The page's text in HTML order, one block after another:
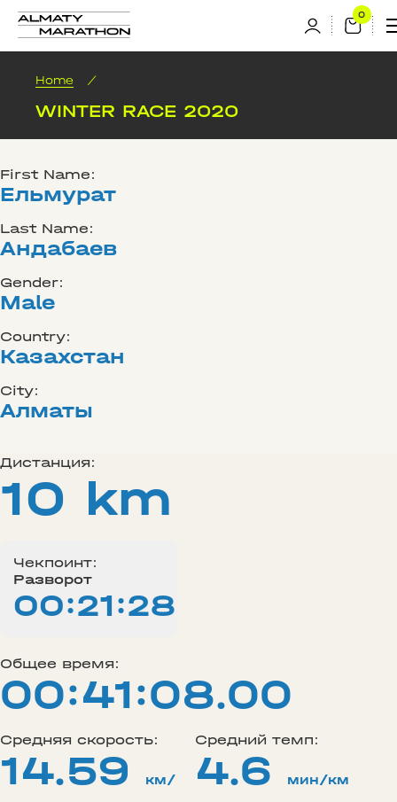
Home /
WINTER RACE 2020
First Name:
Ельмурат
Last Name:
Андабаев
Gender:
Male
Country:
Казахстан
City:
Алматы
Дистанция:
10 km
Чекпоинт:
Разворот
00:21:28
Общее время:
00:41:08.00
Средняя скорость:
14.59 км/
Средний темп:
4.6 мин/км